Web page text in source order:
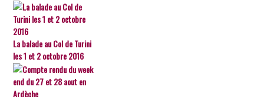
La balade au Col de Turini
les 1 et 2 octobre 2016